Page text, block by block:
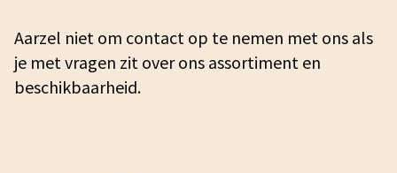
Aarzel niet om contact op te nemen met ons als
je met vragen zit over ons assortiment en
beschikbaarheid.